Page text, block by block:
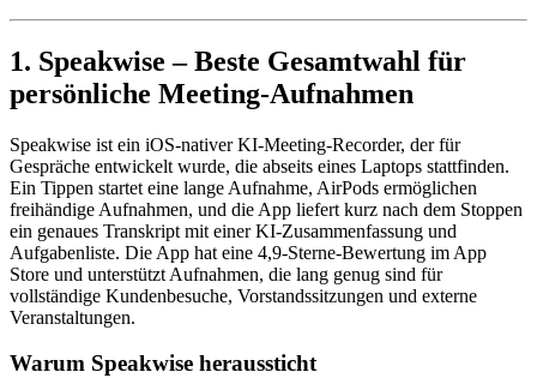
1. Speakwise – Beste Gesamtwahl für
persönliche Meeting-Aufnahmen
Speakwise ist ein iOS-nativer KI-Meeting-Recorder, der für
Gespräche entwickelt wurde, die abseits eines Laptops stattfinden.
Ein Tippen startet eine lange Aufnahme, AirPods ermöglichen
freihändige Aufnahmen, und die App liefert kurz nach dem Stoppen
ein genaues Transkript mit einer KI-Zusammenfassung und
Aufgabenliste. Die App hat eine 4,9-Sterne-Bewertung im App
Store und unterstützt Aufnahmen, die lang genug sind für
vollständige Kundenbesuche, Vorstandssitzungen und externe
Veranstaltungen.
Warum Speakwise heraussticht